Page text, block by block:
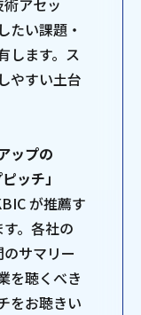
アセッ
たい課題・
します。ス
やすい土台
ップの
ッチ」
が推薦す
。各社の
サマリー
を聴くべき
をお聴きい